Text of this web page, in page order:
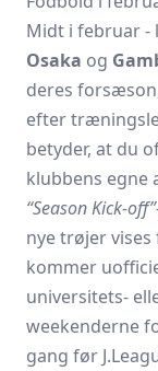
Midt i februar -
Osaka og
deres
efter
betyder, at du
klubbens
“Season Kick-off”
nye trøjer
kommer
universitets-
weekenderne
gang før